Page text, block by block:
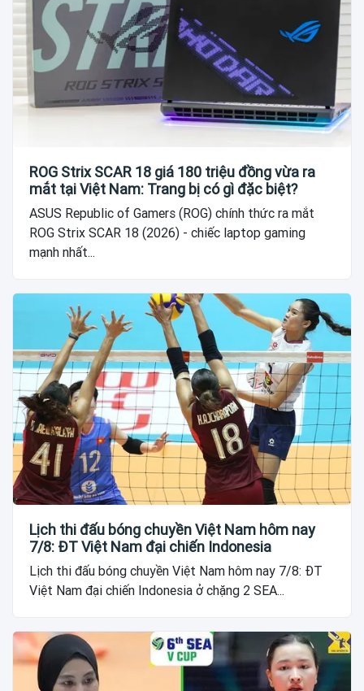
ROG Strix SCAR 18 giá 180 triệu đồng vừa ra
mắt tại Việt Nam: Trang bị có gì đặc biệt?
ASUS Republic of Gamers (ROG) chính thức ra mắt
ROG Strix SCAR 18 (2026) - chiếc laptop gaming
mạnh nhất...
Lịch thi đấu bóng chuyền Việt Nam hôm nay
7/8: ĐT Việt Nam đại chiến Indonesia
Lịch thi đấu bóng chuyền Việt Nam hôm nay 7/8: ĐT
Việt Nam đại chiến Indonesia ở chặng 2 SEA...